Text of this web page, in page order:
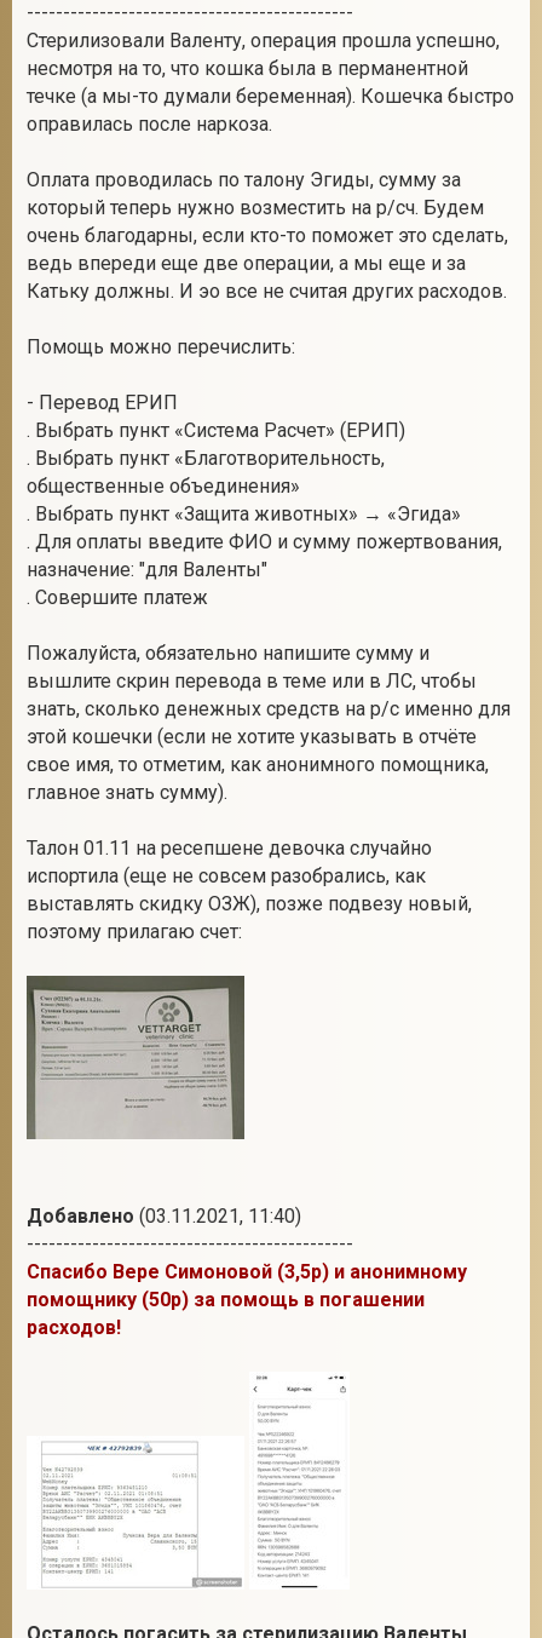
---------------------------------------------
Стерилизовали Валенту, операция прошла успешно,
несмотря на то, что кошка была в перманентной
течке (а мы-то думали беременная). Кошечка быстро
оправилась после наркоза.
Оплата проводилась по талону Эгиды, сумму за
который теперь нужно возместить на р/сч. Будем
очень благодарны, если кто-то поможет это сделать,
ведь впереди еще две операции, а мы еще и за
Катьку должны. И эо все не считая других расходов.
Помощь можно перечислить:
- Перевод ЕРИП
. Выбрать пункт «Система Расчет» (ЕРИП)
. Выбрать пункт «Благотворительность,
общественные объединения»
. Выбрать пункт «Защита животных» → «Эгида»
. Для оплаты введите ФИО и сумму пожертвования,
назначение: "для Валенты"
. Совершите платеж
Пожалуйста, обязательно напишите сумму и
вышлите скрин перевода в теме или в ЛС, чтобы
знать, сколько денежных средств на р/с именно для
этой кошечки (если не хотите указывать в отчёте
свое имя, то отметим, как анонимного помощника,
главное знать сумму).
Талон 01.11 на ресепшене девочка случайно
испортила (еще не совсем разобрались, как
выставлять скидку ОЗЖ), позже подвезу новый,
поэтому прилагаю счет:
Добавлено (03.11.2021, 11:40)
---------------------------------------------
Спасибо Вере Симоновой (3,5р) и анонимному
помощнику (50р) за помощь в погашении
расходов!